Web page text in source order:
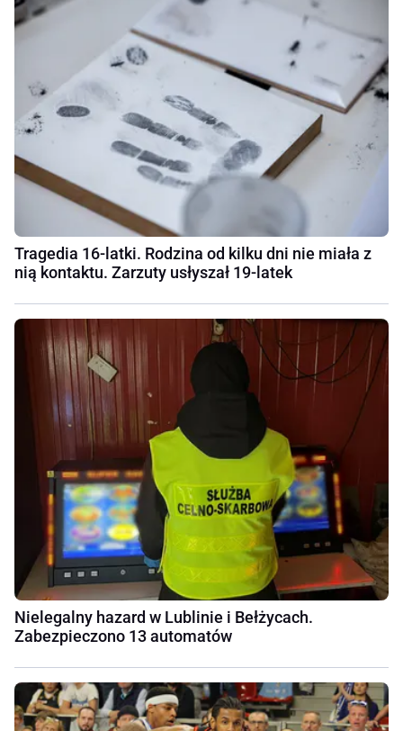
Tragedia 16-latki. Rodzina od kilku dni nie miała z
nią kontaktu. Zarzuty usłyszał 19-latek
Nielegalny hazard w Lublinie i Bełżycach.
Zabezpieczono 13 automatów